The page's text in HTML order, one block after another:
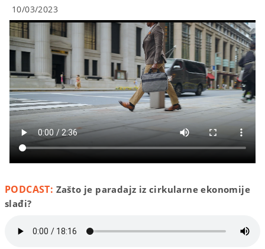
10/03/2023
PODCAST: Zašto je paradajz iz cirkularne ekonomije
slađi?